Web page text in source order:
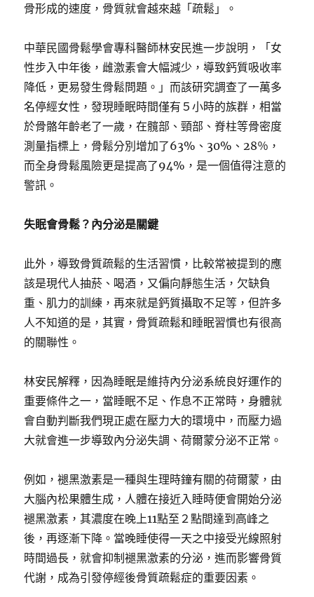
骨形成的速度，骨質就會越來越「疏鬆」。
中華民國骨鬆學會專科醫師林安民進一步說明，「女
性步入中年後，雌激素會大幅減少，導致鈣質吸收率
降低，更易發生骨鬆問題。」而該研究調查了一萬多
名停經女性，發現睡眠時間僅有５小時的族群，相當
於骨骼年齡老了一歲，在髖部、頸部、脊柱等骨密度
測量指標上，骨鬆分別增加了63%、30%、28％，
而全身骨鬆風險更是提高了94%，是一個值得注意的
警訊。
失眠會骨鬆？內分泌是關鍵
此外，導致骨質疏鬆的生活習慣，比較常被提到的應
該是現代人抽菸、喝酒，又偏向靜態生活，欠缺負
重、肌力的訓練，再來就是鈣質攝取不足等，但許多
人不知道的是，其實，骨質疏鬆和睡眠習慣也有很高
的關聯性。
林安民解釋，因為睡眠是維持內分泌系統良好運作的
重要條件之一，當睡眠不足、作息不正常時，身體就
會自動判斷我們現正處在壓力大的環境中，而壓力過
大就會進一步導致內分泌失調、荷爾蒙分泌不正常。
例如，褪黑激素是一種與生理時鐘有關的荷爾蒙，由
大腦內松果體生成，人體在接近入睡時便會開始分泌
褪黑激素，其濃度在晚上11點至２點間達到高峰之
後，再逐漸下降。當晚睡使得一天之中接受光線照射
時間過長，就會抑制褪黑激素的分泌，進而影響骨質
代謝，成為引發停經後骨質疏鬆症的重要因素。